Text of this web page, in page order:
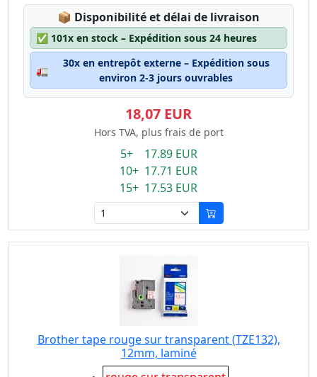
📦 Lagerstatus:
Disponibilité et délai de livraison
✅ 101x en stock – Expédition sous 24 heures
🚛
30x en entrepôt externe – Expédition sous
environ 2-3 jours ouvrables
18,07 EUR
Hors TVA, plus frais de port
5+ 17.89 EUR
10+ 17.71 EUR
15+ 17.53 EUR
Brother tape rouge sur transparent (TZE132),
12mm, laminé
Eigenschaft: